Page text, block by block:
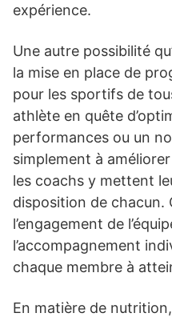
expérience.
Une autre possibilité
la mise en place de
pour les sportifs de
athlète en quête
performances ou un
simplement à
les coachs y mettent
disposition de chacun.
l’engagement de
l’accompagnement
chaque membre à
En matière de nutrition,